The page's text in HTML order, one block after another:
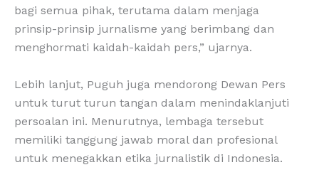
bagi semua pihak, terutama dalam menjaga
prinsip-prinsip jurnalisme yang berimbang dan
menghormati kaidah-kaidah pers,” ujarnya.
Lebih lanjut, Puguh juga mendorong Dewan Pers
untuk turut turun tangan dalam menindaklanjuti
persoalan ini. Menurutnya, lembaga tersebut
memiliki tanggung jawab moral dan profesional
untuk menegakkan etika jurnalistik di Indonesia.